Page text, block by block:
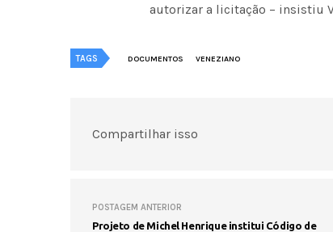
autorizar a licitação – insistiu
TAGS DOCUMENTOS VENEZIANO
Compartilhar isso
POSTAGEM ANTERIOR
Projeto de Michel Henrique institui Código de